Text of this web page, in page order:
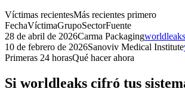
Víctimas recientesMás recientes primero
FechaVíctimaGrupoSectorFuente
28 de abril de 2026Carma Packagingworldleaks
10 de febrero de 2026Sanoviv Medical Institute
Primeras 24 horasQué hacer ahora
Si worldleaks cifró tus